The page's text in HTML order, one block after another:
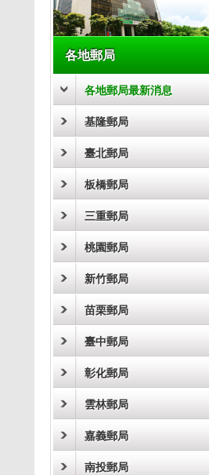
各地郵局
各地郵局最新消息
基隆郵局
臺北郵局
板橋郵局
三重郵局
桃園郵局
新竹郵局
苗栗郵局
臺中郵局
彰化郵局
雲林郵局
嘉義郵局
南投郵局